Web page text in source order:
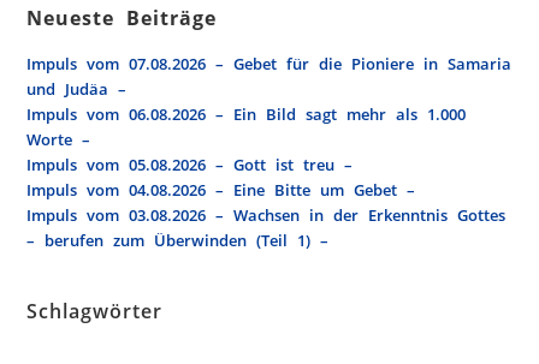
Neueste Beiträge
Impuls vom 07.08.2026 – Gebet für die Pioniere in Samaria
und Judäa –
Impuls vom 06.08.2026 – Ein Bild sagt mehr als 1.000
Worte –
Impuls vom 05.08.2026 – Gott ist treu –
Impuls vom 04.08.2026 – Eine Bitte um Gebet –
Impuls vom 03.08.2026 – Wachsen in der Erkenntnis Gottes
– berufen zum Überwinden (Teil 1) –
Schlagwörter